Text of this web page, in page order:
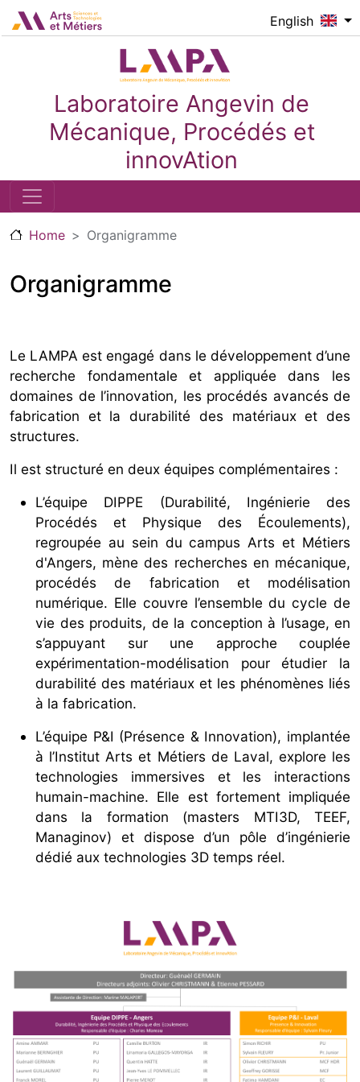
Skip to main content
Laboratoire Angevin de
Mécanique, Procédés et
innovAtion
English
Logo_image
Home Organigramme
Organigramme
Le LAMPA est engagé dans le développement d’une
recherche fondamentale et appliquée dans les
domaines de l’innovation, les procédés avancés de
fabrication et la durabilité des matériaux et des
structures.
Il est structuré en deux équipes complémentaires :
L’équipe DIPPE (Durabilité, Ingénierie des
Procédés et Physique des Écoulements),
regroupée au sein du campus Arts et Métiers
d'Angers, mène des recherches en mécanique,
procédés de fabrication et modélisation
numérique. Elle couvre l’ensemble du cycle de
vie des produits, de la conception à l’usage, en
s’appuyant sur une approche couplée
expérimentation-modélisation pour étudier la
durabilité des matériaux et les phénomènes liés
à la fabrication.
L’équipe P&I (Présence & Innovation), implantée
à l’Institut Arts et Métiers de Laval, explore les
technologies immersives et les interactions
humain-machine. Elle est fortement impliquée
dans la formation (masters MTI3D, TEEF,
Managinov) et dispose d’un pôle d’ingénierie
dédié aux technologies 3D temps réel.